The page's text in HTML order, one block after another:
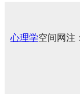
心理学空间网注：